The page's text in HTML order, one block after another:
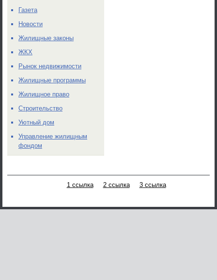
Газета
Новости
Жилищные законы
ЖКХ
Рынок недвижимости
Жилищные программы
Жилищное право
Строительство
Уютный дом
Управление жилищным
фондом
1 ссылка 2 ссылка 3 ссылка